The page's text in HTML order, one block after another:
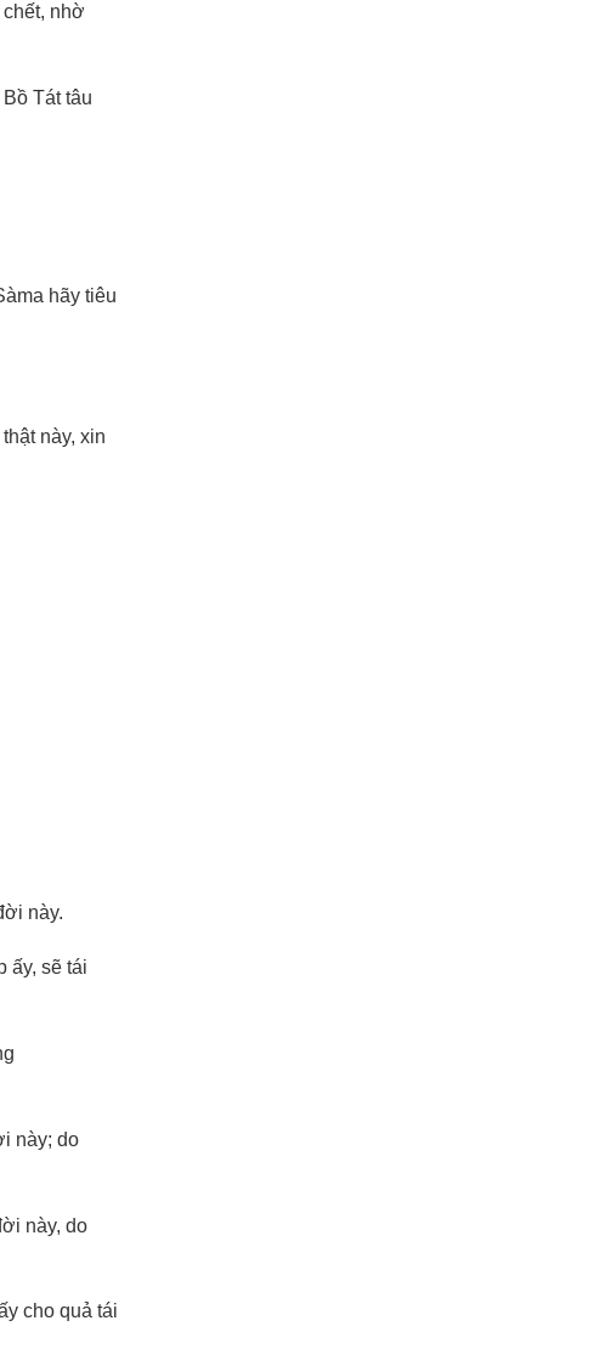
nhờ
Tát tâu
hãy tiêu
này, xin
này.
ấy, sẽ tái
này; do
này, do
cho quả tái